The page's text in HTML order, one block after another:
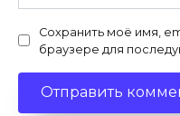
Сохранить моё имя,
браузере для